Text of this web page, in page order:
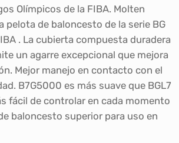
Olímpicos de la FIBA. Molten
pelota de baloncesto de la serie BG
. La cubierta compuesta duradera
un agarre excepcional que mejora
Mejor manejo en contacto con el
B7G5000 es más suave que BGL7
fácil de controlar en cada momento
baloncesto superior para uso en